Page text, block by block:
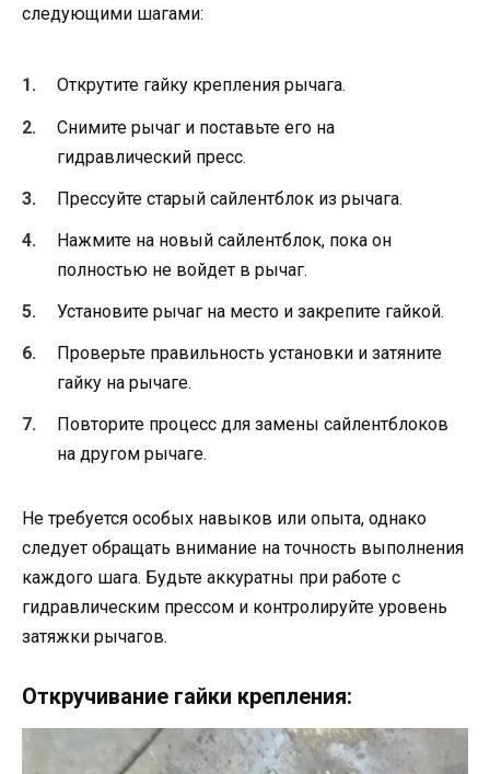
следующими шагами:
Открутите гайку крепления рычага.
Снимите рычаг и поставьте его на
гидравлический пресс.
Прессуйте старый сайлентблок из рычага.
Нажмите на новый сайлентблок, пока он
полностью не войдет в рычаг.
Установите рычаг на место и закрепите гайкой.
Проверьте правильность установки и затяните
гайку на рычаге.
Повторите процесс для замены сайлентблоков
на другом рычаге.
Не требуется особых навыков или опыта, однако
следует обращать внимание на точность выполнения
каждого шага. Будьте аккуратны при работе с
гидравлическим прессом и контролируйте уровень
затяжки рычагов.
Откручивание гайки крепления: